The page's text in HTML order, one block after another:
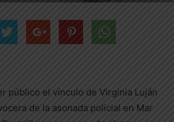
público el vínculo de Virginia Luján
de la asonada policial en Mar